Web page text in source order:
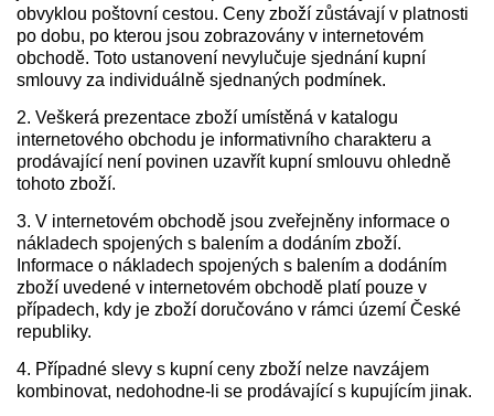
obvyklou poštovní cestou. Ceny zboží zůstávají v platnosti
po dobu, po kterou jsou zobrazovány v internetovém
obchodě. Toto ustanovení nevylučuje sjednání kupní
smlouvy za individuálně sjednaných podmínek.
2. Veškerá prezentace zboží umístěná v katalogu
internetového obchodu je informativního charakteru a
prodávající není povinen uzavřít kupní smlouvu ohledně
tohoto zboží.
3. V internetovém obchodě jsou zveřejněny informace o
nákladech spojených s balením a dodáním zboží.
Informace o nákladech spojených s balením a dodáním
zboží uvedené v internetovém obchodě platí pouze v
případech, kdy je zboží doručováno v rámci území České
republiky.
4. Případné slevy s kupní ceny zboží nelze navzájem
kombinovat, nedohodne-li se prodávající s kupujícím jinak.